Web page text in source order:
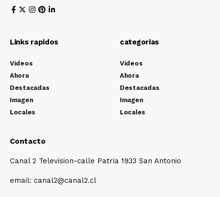
Links rapidos
Videos
Ahora
Destacadas
Imagen
Locales
categorias
Videos
Ahora
Destacadas
Imagen
Locales
Contacto
Canal 2 Television-calle Patria 1933 San Antonio
email: canal2@canal2.cl